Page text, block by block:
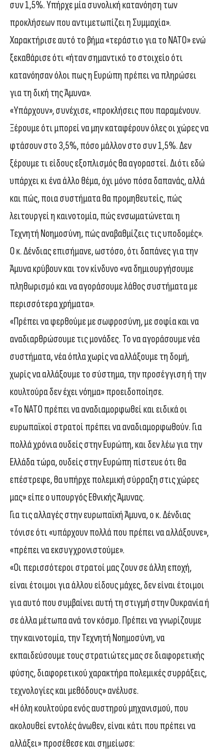
συν 1,5%. Υπήρχε μία συνολική κατανόηση των
προκλήσεων που αντιμετωπίζει η Συμμαχία».
Χαρακτήρισε αυτό το βήμα «τεράστιο για το ΝΑΤΟ» ενώ
ξεκαθάρισε ότι «ήταν σημαντικό το στοιχείο ότι
κατανόησαν όλοι πως η Ευρώπη πρέπει να πληρώσει
για τη δική της Άμυνα».
«Υπάρχουν», συνέχισε, «προκλήσεις που παραμένουν.
Ξέρουμε ότι μπορεί να μην καταφέρουν όλες οι χώρες να
φτάσουν στο 3,5%, πόσο μάλλον στο συν 1,5%. Δεν
ξέρουμε τι είδους εξοπλισμός θα αγοραστεί. Διότι εδώ
υπάρχει κι ένα άλλο θέμα, όχι μόνο πόσα δαπανάς, αλλά
και πώς, ποια συστήματα θα προμηθευτείς, πώς
λειτουργεί η καινοτομία, πώς ενσωματώνεται η
Τεχνητή Νοημοσύνη, πώς αναβαθμίζεις τις υποδομές».
Ο κ. Δένδιας επισήμανε, ωστόσο, ότι δαπάνες για την
Άμυνα κρύβουν και τον κίνδυνο «να δημιουργήσουμε
πληθωρισμό και να αγοράσουμε λάθος συστήματα με
περισσότερα χρήματα».
«Πρέπει να φερθούμε με σωφροσύνη, με σοφία και να
αναδιαρθρώσουμε τις μονάδες. Το να αγοράσουμε νέα
συστήματα, νέα όπλα χωρίς να αλλάξουμε τη δομή,
χωρίς να αλλάξουμε το σύστημα, την προσέγγιση ή την
κουλτούρα δεν έχει νόημα» προειδοποίησε.
«Το ΝΑΤΟ πρέπει να αναδιαμορφωθεί και ειδικά οι
ευρωπαϊκοί στρατοί πρέπει να αναδιαμορφωθούν. Για
πολλά χρόνια ουδείς στην Ευρώπη, και δεν λέω για την
Ελλάδα τώρα, ουδείς στην Ευρώπη πίστευε ότι θα
επέστρεφε, θα υπήρχε πολεμική σύρραξη στις χώρες
μας» είπε ο υπουργός Εθνικής Άμυνας.
Για τις αλλαγές στην ευρωπαϊκή Άμυνα, ο κ. Δένδιας
τόνισε ότι «υπάρχουν πολλά που πρέπει να αλλάξουνε»,
«πρέπει να εκσυγχρονιστούμε».
«Οι περισσότεροι στρατοί μας ζουν σε άλλη εποχή,
είναι έτοιμοι για άλλου είδους μάχες, δεν είναι έτοιμοι
για αυτό που συμβαίνει αυτή τη στιγμή στην Ουκρανία ή
σε άλλα μέτωπα ανά τον κόσμο. Πρέπει να γνωρίζουμε
την καινοτομία, την Τεχνητή Νοημοσύνη, να
εκπαιδεύσουμε τους στρατιώτες μας σε διαφορετικής
φύσης, διαφορετικού χαρακτήρα πολεμικές συρράξεις,
τεχνολογίες και μεθόδους» ανέλυσε.
«Η όλη κουλτούρα ενός αυστηρού μηχανισμού, που
ακολουθεί εντολές άνωθεν, είναι κάτι που πρέπει να
αλλάξει» προσέθεσε και σημείωσε: